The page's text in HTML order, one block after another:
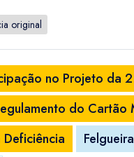
original
no Projeto da
do Cartão
Deficiência